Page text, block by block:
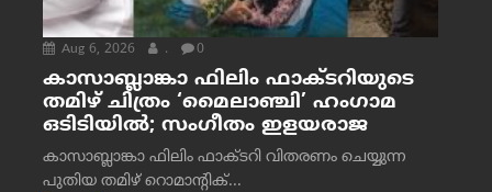
Aug 6, 2026 . 0
കാസാബ്ലാങ്കാ ഫിലിം ഫാക്ടറിയുടെ
തമിഴ് ചിത്രം ‘മൈലാഞ്ചി’ ഹംഗാമ
ഒടിടിയിൽ; സംഗീതം ഇളയരാജ
കാസാബ്ലാങ്കാ ഫിലിം ഫാക്ടറി വിതരണം ചെയ്യുന്ന
പുതിയ തമിഴ് റൊമാന്റിക്...